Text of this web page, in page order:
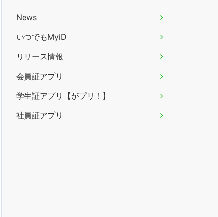
News
いつでもMyiD
リリース情報
会員証アプリ
学生証アプリ【がプリ！】
社員証アプリ